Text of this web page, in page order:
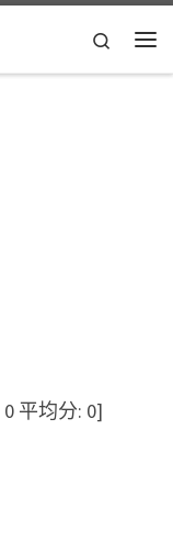
Search
0 平均分: 0]